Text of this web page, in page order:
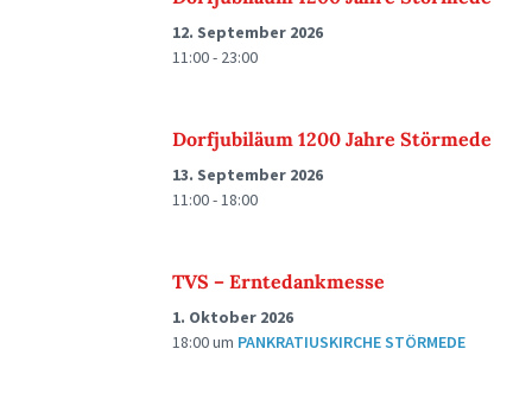
12. September 2026
11:00 - 23:00
Dorfjubiläum 1200 Jahre Störmede
13. September 2026
11:00 - 18:00
TVS – Erntedankmesse
1. Oktober 2026
18:00um PANKRATIUSKIRCHE STÖRMEDE